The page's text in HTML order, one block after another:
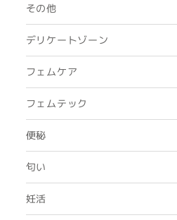
その他
デリケートゾーン
フェムケア
フェムテック
便秘
匂い
妊活